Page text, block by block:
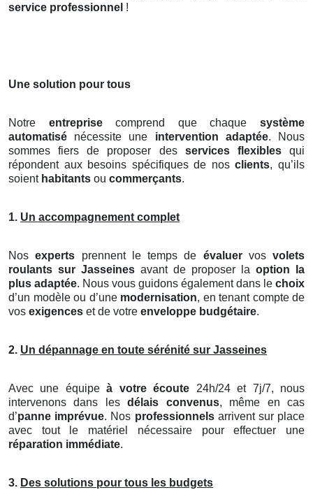
service professionnel !
Une solution pour tous
Notre entreprisecomprend que chaquesystème
automatisé nécessite une intervention adaptée. Nous
sommes fiers de proposer des services flexiblesqui
répondent aux besoins spécifiques de nosclients, qu’ils
soient habitants ou commerçants.
1. Un accompagnement complet
Nosexperts prennent le temps de évaluervos volets
roulants sur Jasseines avant de proposer la option la
plus adaptée. Nous vous guidons également dans le choix
d’un modèle ou d’une modernisation, en tenant compte de
vos exigences et de votre enveloppe budgétaire.
2. Un dépannage en toute sérénité sur Jasseines
Avec une équipeà votre écoute 24h/24 et 7j/7, nous
intervenons dans lesdélais convenus, même en cas
d’panne imprévue. Nos professionnelsarrivent sur place
avec tout le matériel nécessaire pour effectuer une
réparation immédiate.
3. Des solutions pour tous les budgets